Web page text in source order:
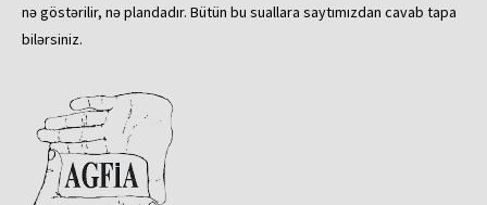
nə göstərilir, nə plandadır. Bütün bu suallara saytımızdan cavab tapa
bilərsiniz.